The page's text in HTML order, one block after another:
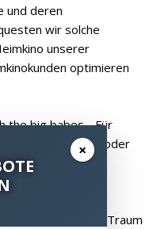
und deren
wir solche
unserer
optimieren
the big babes - Für
0172 – 817 13 66 oder
Heimkinoraum-
doch einfach Ihren Traum
×